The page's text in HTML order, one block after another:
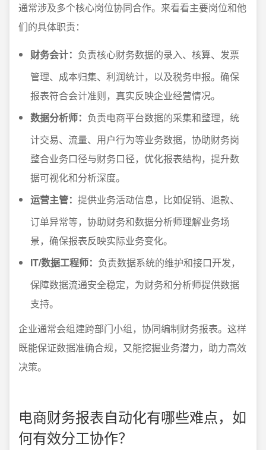
通常涉及多个核心岗位协同合作。来看看主要岗位和他
们的具体职责：
财务会计： 负责核心财务数据的录入、核算、发票
管理、成本归集、利润统计，以及税务申报。确保
报表符合会计准则，真实反映企业经营情况。
数据分析师： 负责电商平台数据的采集和整理，统
计交易、流量、用户行为等业务数据，协助财务岗
整合业务口径与财务口径，优化报表结构，提升数
据可视化和分析深度。
运营主管： 提供业务活动信息，比如促销、退款、
订单异常等，协助财务和数据分析师理解业务场
景，确保报表反映实际业务变化。
IT/数据工程师： 负责数据系统的维护和接口开发，
保障数据流通安全稳定，为财务和分析师提供数据
支持。
企业通常会组建跨部门小组，协同编制财务报表。这样
既能保证数据准确合规，又能挖掘业务潜力，助力高效
决策。
电商财务报表自动化有哪些难点，如
何有效分工协作？